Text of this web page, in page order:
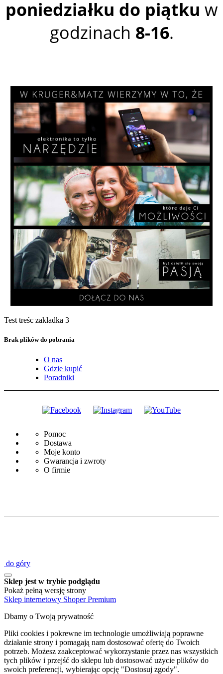
poniedziałku do piątku w
godzinach 8-16.
Test treśc zakładka 3
Brak plików do pobrania
O nas
Gdzie kupić
Poradniki
Pomoc
Dostawa
Moje konto
Gwarancja i zwroty
O firmie
do góry
Sklep jest w trybie podglądu
Pokaż pełną wersję strony
Sklep internetowy Shoper Premium
Dbamy o Twoją prywatność
Pliki cookies i pokrewne im technologie umożliwiają poprawne
działanie strony i pomagają nam dostosować ofertę do Twoich
potrzeb. Możesz zaakceptować wykorzystanie przez nas wszystkich
tych plików i przejść do sklepu lub dostosować użycie plików do
swoich preferencji, wybierając opcję "Dostosuj zgody".